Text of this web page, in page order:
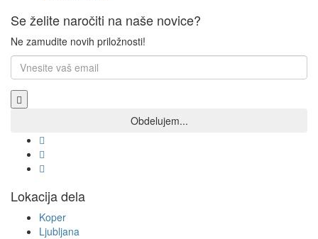
Se želite naročiti na naše novice?
Ne zamudite novih priložnosti!
Lokacija dela
Koper
Ljubljana